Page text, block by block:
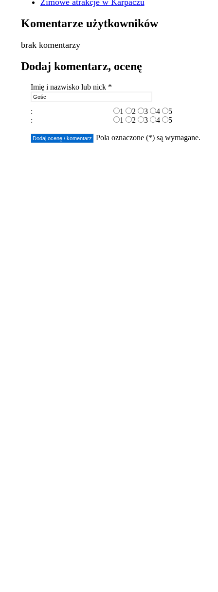
Komentarze użytkowników
brak komentarzy
Dodaj komentarz, ocenę
Imię i nazwisko lub nick *
: 1 2 3 4
5
:
1 2 3 4 5
Pola oznaczone (*) są wymagane.